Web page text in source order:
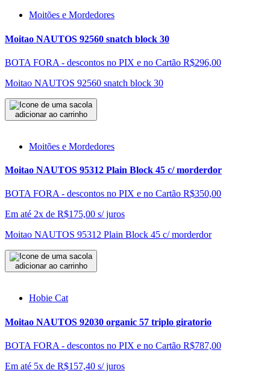
Moitões e Mordedores
Moitao NAUTOS 92560 snatch block 30
BOTA FORA - descontos no PIX e no Cartão R$296,00
Moitao NAUTOS 92560 snatch block 30
adicionar ao carrinho
Moitões e Mordedores
Moitao NAUTOS 95312 Plain Block 45 c/ morderdor
BOTA FORA - descontos no PIX e no Cartão R$350,00
Em até 2x de R$175,00 s/ juros
Moitao NAUTOS 95312 Plain Block 45 c/ morderdor
adicionar ao carrinho
Hobie Cat
Moitao NAUTOS 92030 organic 57 triplo giratorio
BOTA FORA - descontos no PIX e no Cartão R$787,00
Em até 5x de R$157,40 s/ juros